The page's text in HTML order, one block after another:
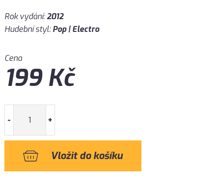
Rok vydání:2012
Hudební styl:Pop | Electro
Cena
199Kč
- +